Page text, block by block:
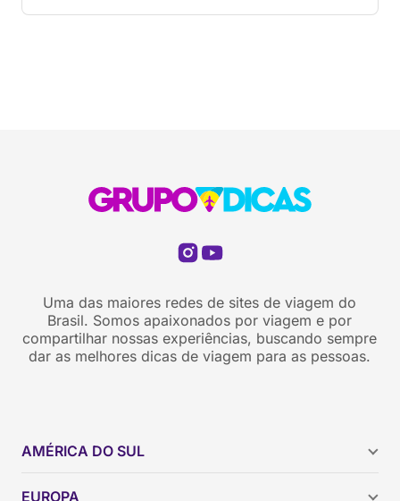
Uma das maiores redes de sites de viagem do
Brasil. Somos apaixonados por viagem e por
compartilhar nossas experiências, buscando sempre
dar as melhores dicas de viagem para as pessoas.
AMÉRICA DO SUL
EUROPA